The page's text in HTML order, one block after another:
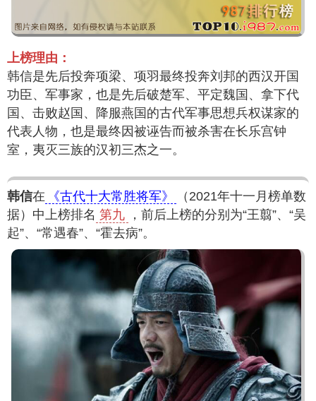
上榜理由：
韩信是先后投奔项梁、项羽最终投奔刘邦的西汉开国
功臣、军事家，也是先后破楚军、平定魏国、拿下代
国、击败赵国、降服燕国的古代军事思想兵权谋家的
代表人物，也是最终因被诬告而被杀害在长乐宫钟
室，夷灭三族的汉初三杰之一。
韩信在 《古代十大常胜将军》
（2021年十一月榜单数
据）中上榜排名 第九
，前后上榜的分别为“王翦”、“吴
起”、“常遇春”、“霍去病”。